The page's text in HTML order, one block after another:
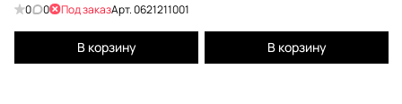
0 0 Под заказАрт.0621211001
В корзину В корзину